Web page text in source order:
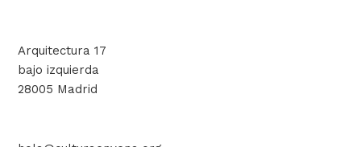
Arquitectura 17
bajo izquierda
28005 Madrid